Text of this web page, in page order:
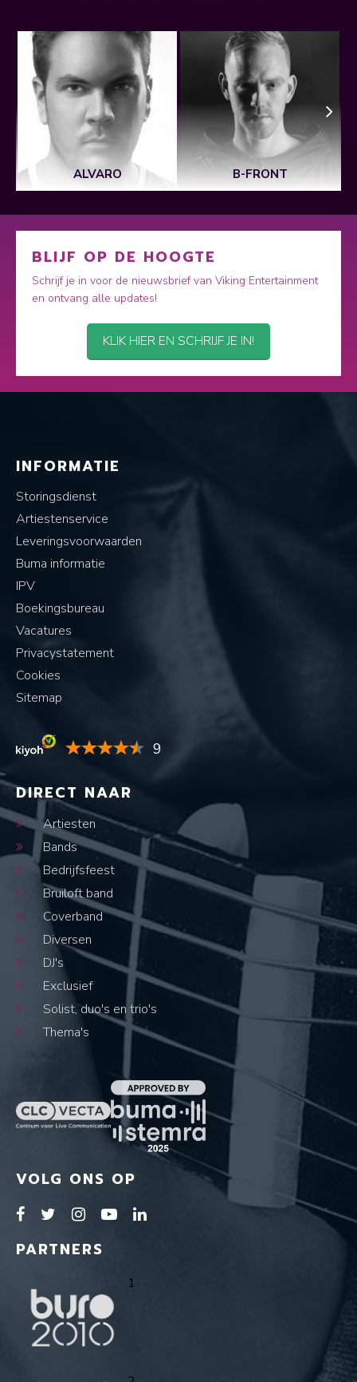
ALVARO B-FRONT
BLIJF OP DE HOOGTE
Schrijf je in voor de nieuwsbrief van Viking Entertainment
en ontvang alle updates!
KLIK HIER EN SCHRIJF JE IN!
INFORMATIE
Storingsdienst
Artiestenservice
Leveringsvoorwaarden
Buma informatie
IPV
Boekingsbureau
Vacatures
Privacystatement
Cookies
Sitemap
9
DIRECT NAAR
Artiesten
Bands
Bedrijfsfeest
Bruiloft band
Coverband
Diversen
DJ's
Exclusief
Solist, duo's en trio's
Thema's
VOLG ONS OP
PARTNERS
1